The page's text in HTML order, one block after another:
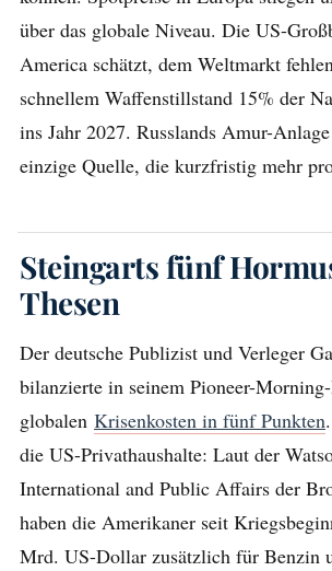
über das globale Niveau. Die US-
America schätzt, dem Weltmarkt
schnellem Waffenstillstand 15% der
ins Jahr 2027. Russlands Amur-
einzige Quelle, die kurzfristig mehr
Steingarts fünf
Thesen
Der deutsche Publizist und Verleger
bilanzierte in seinem Pioneer-
globalen Krisenkosten in fünf Punkten
die US-Privathaushalte: Laut der
International and Public Affairs der
haben die Amerikaner seit
Mrd. US-Dollar zusätzlich für Benzin